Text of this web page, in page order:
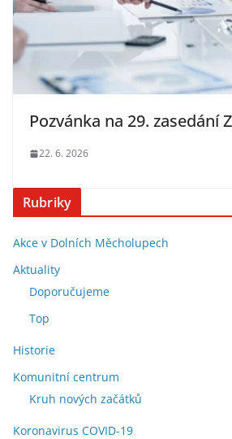
Pozvánka na 29. zasedání
22. 6. 2026
Rubriky
Akce v Dolních Měcholupech
Aktuality
Doporučujeme
Top
Historie
Komunitní centrum
Kruh nových začátků
Koronavirus COVID-19